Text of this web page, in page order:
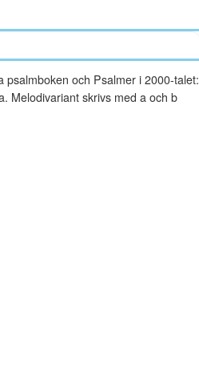
och Psalmer i 2000-talet:
Melodivariant skrivs med a och b